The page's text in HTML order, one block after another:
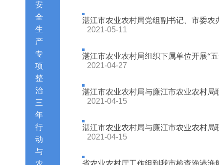
安
全
生
产
专
项
整
治
三
年
行
动
与
湛江市农业农村局党组副书记、市委农
2021-05-11
湛江市农业农村局组织下属单位开展“
2021-04-27
湛江市农业农村局与廉江市农业农村局
2021-04-15
湛江市农业农村局与廉江市农业农村局
2021-04-15
省农业农村厅工作组到我市检查渔港渔